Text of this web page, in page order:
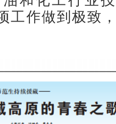
工作做到极致